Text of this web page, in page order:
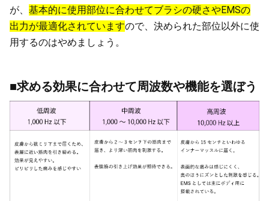
が、 基本的に使用部位に合わせてブラシの硬さやEMSの
出力が最適化されていますので、決められた部位以外に使
用するのはやめましょう。
■求める効果に合わせて周波数や機能を選ぼう